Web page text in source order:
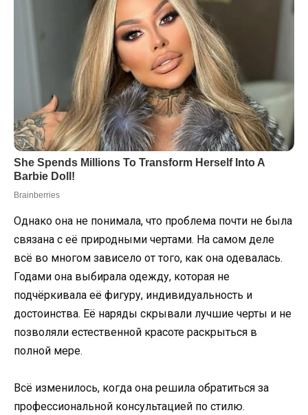
Однако она не понимала, что проблема почти не была
связана с её природными чертами. На самом деле
всё во многом зависело от того, как она одевалась.
Годами она выбирала одежду, которая не
подчёркивала её фигуру, индивидуальность и
достоинства. Её наряды скрывали лучшие черты и не
позволяли естественной красоте раскрыться в
полной мере.
Всё изменилось, когда она решила обратиться за
профессиональной консультацией по стилю.